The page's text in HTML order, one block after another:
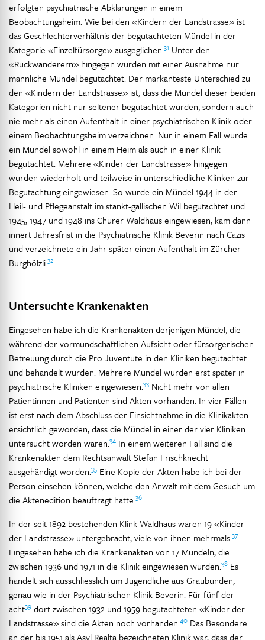
erfolgten psychiatrische Abklärungen in einem
Beobachtungsheim. Wie bei den «Kindern der Landstrasse» ist
das Geschlechterverhältnis der begutachteten Mündel in der
Kategorie «Einzelfürsorge» ausgeglichen.31 Unter den
«Rückwanderern» hingegen wurden mit einer Ausnahme nur
männliche Mündel begutachtet. Der markanteste Unterschied zu
den «Kindern der Landstrasse» ist, dass die Mündel dieser beiden
Kategorien nicht nur seltener begutachtet wurden, sondern auch
nie mehr als einen Aufenthalt in einer psychiatrischen Klinik oder
einem Beobachtungsheim verzeichnen. Nur in einem Fall wurde
ein Mündel sowohl in einem Heim als auch in einer Klinik
begutachtet. Mehrere «Kinder der Landstrasse» hingegen
wurden wiederholt und teilweise in unterschiedliche Klinken zur
Begutachtung eingewiesen. So wurde ein Mündel 1944 in der
Heil- und Pflegeanstalt im stankt-gallischen Wil begutachtet und
1945, 1947 und 1948 ins Churer Waldhaus eingewiesen, kam dann
innert Jahresfrist in die Psychiatrische Klinik Beverin nach Cazis
und verzeichnete ein Jahr später einen Aufenthalt im Zürcher
Burghölzli.32
Untersuchte Krankenakten
Eingesehen habe ich die Krankenakten derjenigen Mündel, die
während der vormundschaftlichen Aufsicht oder fürsorgerischen
Betreuung durch die Pro Juventute in den Kliniken begutachtet
und behandelt wurden. Mehrere Mündel wurden erst später in
psychiatrische Kliniken eingewiesen.33 Nicht mehr von allen
Patientinnen und Patienten sind Akten vorhanden. In vier Fällen
ist erst nach dem Abschluss der Einsichtnahme in die Klinikakten
ersichtlich geworden, dass die Mündel in einer der vier Kliniken
untersucht worden waren.34 In einem weiteren Fall sind die
Krankenakten dem Rechtsanwalt Stefan Frischknecht
ausgehändigt worden.35 Eine Kopie der Akten habe ich bei der
Person einsehen können, welche den Anwalt mit dem Gesuch um
die Aktenedition beauftragt hatte.36
In der seit 1892 bestehenden Klink Waldhaus waren 19 «Kinder
der Landstrasse» untergebracht, viele von ihnen mehrmals.37
Eingesehen habe ich die Krankenakten von 17 Mündeln, die
zwischen 1936 und 1971 in die Klinik eingewiesen wurden.38 Es
handelt sich ausschliesslich um Jugendliche aus Graubünden,
genau wie in der Psychiatrischen Klinik Beverin. Für fünf der
acht39 dort zwischen 1932 und 1959 begutachteten «Kinder der
Landstrasse» sind die Akten noch vorhanden.40 Das Besondere
an der bis 1951 als Asyl Realta bezeichneten Klinik war, dass der